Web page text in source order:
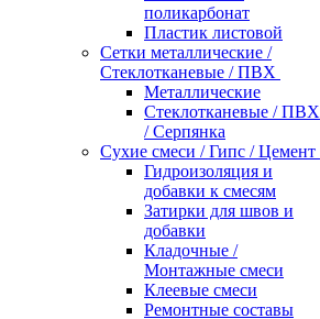
поликарбонат
Пластик листовой
Сетки металлические /
Стеклотканевые / ПВХ
Металлические
Стеклотканевые / ПВХ
/ Серпянка
Сухие смеси / Гипс / Цемент
Гидроизоляция и
добавки к смесям
Затирки для швов и
добавки
Кладочные /
Монтажные смеси
Клеевые смеси
Ремонтные составы